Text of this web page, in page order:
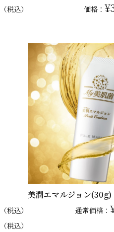
（税込） 価格：
（税込）
（税込）
美潤エマルジョン(30g)
通常価格：